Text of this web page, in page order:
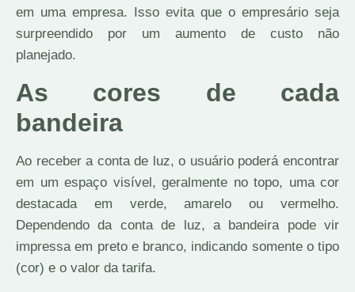
em uma empresa. Isso evita que o empresário seja
surpreendido por um aumento de custo não
planejado.
As cores de cada
bandeira
Ao receber a conta de luz, o usuário poderá encontrar
em um espaço visível, geralmente no topo, uma cor
destacada em verde, amarelo ou vermelho.
Dependendo da conta de luz, a bandeira pode vir
impressa em preto e branco, indicando somente o tipo
(cor) e o valor da tarifa.